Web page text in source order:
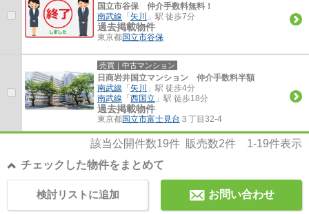
国立市谷保 仲介手数料無料！
南武線 「 矢川 」駅 徒歩7分
過去掲載物件
東京都国立市谷保
売買｜中古マンション
日商岩井国立マンション 仲介手数料半額
南武線 「 矢川
」駅 徒歩4分
南武線 「 西国立 」駅 徒歩18分
過去掲載物件
東京都国立市富士見台 ３丁目32-4
該当公開件数19件 販売数2件 1-19件表示
チェックした物件をまとめて
お問い合わせ
検討リストに追加